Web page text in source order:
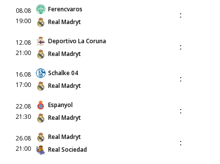
08.08
19:00
Ferencvaros
Real Madryt
:
12.08
21:00
Deportivo La Coruna
Real Madryt
:
16.08
17:00
Schalke 04
Real Madryt
:
22.08
21:30
Espanyol
Real Madryt
:
26.08
21:00
Real Madryt
Real Sociedad
: